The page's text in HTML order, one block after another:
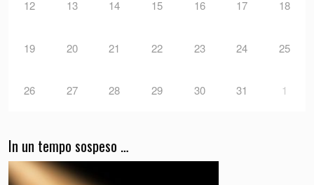
12 13 14 15 16 17 18
19 20 21 22 23 24 25
26 27 28 29 30 31 1
In un tempo sospeso …